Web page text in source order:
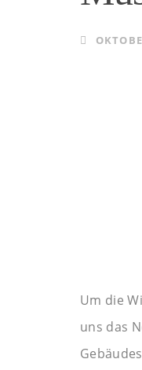
Um die
uns das